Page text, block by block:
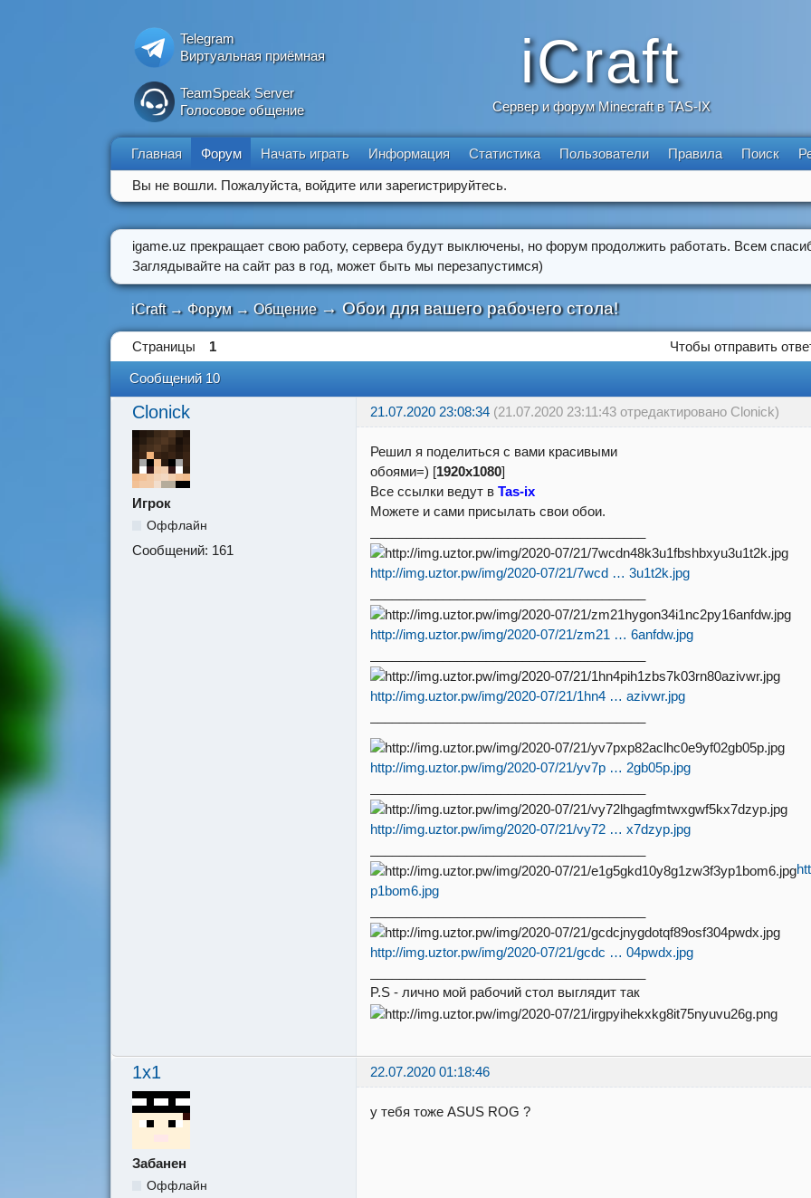
Telegram
Виртуальная приёмная
TeamSpeak Server
Голосовое общение
iCraft
Сервер и форум Minecraft в TAS-IX
Главная Форум Начать играть Информация Статистика Пользователи Правила Поиск
Вы не вошли. Пожалуйста, войдите или зарегистрируйтесь.
igame.uz прекращает свою работу, сервера будут выключены, но форум продолжить работать. Всем
Заглядывайте на сайт раз в год, может быть мы перезапустимся)
iCraft → Форум →Общение → Обои для вашего рабочего стола!
Страницы 1 Чтобы отправить
Сообщений 10
Clonick 21.07.2020 23:08:34 (21.07.2020 23:11:43 отредактировано Clonick)
Игрок
Оффлайн
Сообщений: 161
Решил я поделиться с вами красивыми
обоями=) [1920х1080]
Все ссылки ведут в Tas-ix
Можете и сами присылать свои обои.
http://img.uztor.pw/img/2020-07/21/7wcd … 3u1t2k.jpg
http://img.uztor.pw/img/2020-07/21/zm21 … 6anfdw.jpg
http://img.uztor.pw/img/2020-07/21/1hn4 … azivwr.jpg
http://img.uztor.pw/img/2020-07/21/yv7p … 2gb05p.jpg
http://img.uztor.pw/img/2020-07/21/vy72 … x7dzyp.jpg
p1bom6.jpg
http://img.uztor.pw/img/2020-07/21/gcdc … 04pwdx.jpg
P.S - лично мой рабочий стол выглядит так
1x1 22.07.2020 01:18:46
Забанен
Оффлайн
у тебя тоже ASUS ROG ?